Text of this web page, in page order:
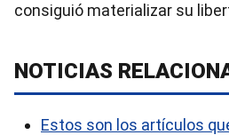
consiguió materializar su
NOTICIAS
Estos son los artículos